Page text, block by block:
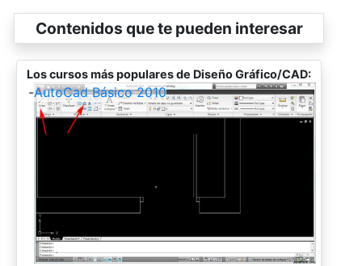
Contenidos que te pueden interesar
Los cursos más populares de Diseño Gráfico/CAD:
-AutoCad Básico 2010